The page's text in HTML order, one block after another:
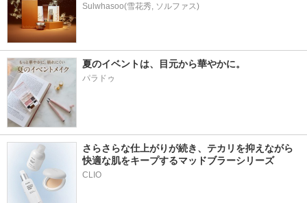
Sulwhasoo(雪花秀, ソルファス)
夏のイベントは、目元から華やかに。
パラドゥ
さらさらな仕上がりが続き、テカリを抑えながら
快適な肌をキープするマッドブラーシリーズ